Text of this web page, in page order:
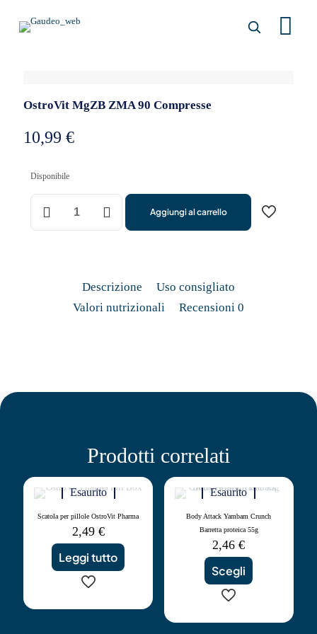
OstroVit MgZB ZMA 90 Compresse
10,99 €
Disponibile
OstroVit
ZMA
Aggiungi al carrello
Descrizione
Uso consigliato
Valori nutrizionali
Recensioni 0
Prodotti correlati
Esaurito
Scatola per pillole OstroVit Pharma
2,49 €
Leggi tutto
Esaurito
Body Attack Yambam Crunch
Barretta proteica 55g
2,46€
Scegli